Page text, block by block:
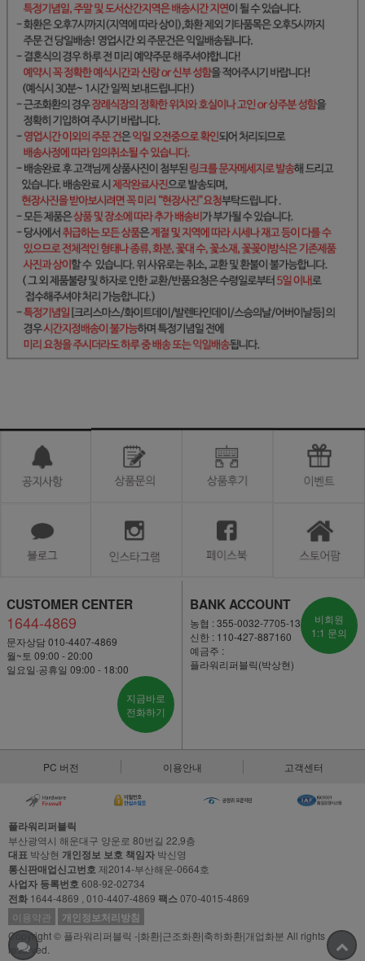
CUSTOMER CENTER
1644-4869
문자상담 010-4407-4869
월~토 09:00 - 20:00
일요일·공휴일 09:00 - 18:00
지금바로
전화하기
BANK ACCOUNT
농협 : 355-0032-7705-13
신한 : 110-427-887160
예금주 :
플라워리퍼블릭(박상현)
비회원
1:1 문의
PC 버전 이용안내 고객센터
플라워리퍼블릭
부산광역시 해운대구 양운로 80번길 22,9층
대표 박상현 개인정보 보호 책임자 박신영
통신판매업신고번호제2014-부산해운-0664호
사업자 등록번호608-92-02734
전화 1644-4869 , 010-4407-4869 팩스070-4015-4869
이용약관
개인정보처리방침
Copyright © 플라워리퍼블릭 -|화환|근조화환|축하화환|개업화분 All rights
reserved.